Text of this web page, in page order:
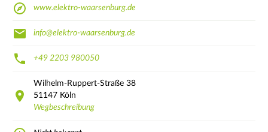
www.elektro-waarsenburg.de
info@elektro-waarsenburg.de
+49 2203 980050
Wilhelm-Ruppert-Straße 38
51147 Köln
Wegbeschreibung